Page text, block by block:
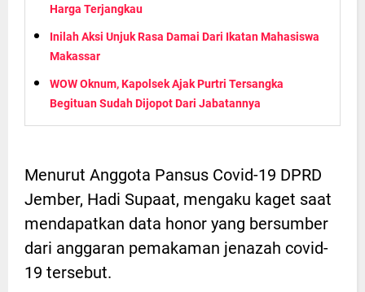
Harga Terjangkau
Inilah Aksi Unjuk Rasa Damai Dari Ikatan Mahasiswa
Makassar
WOW Oknum, Kapolsek Ajak Purtri Tersangka
Begituan Sudah Dijopot Dari Jabatannya
Menurut Anggota Pansus Covid-19 DPRD
Jember, Hadi Supaat, mengaku kaget saat
mendapatkan data honor yang bersumber
dari anggaran pemakaman jenazah covid-
19 tersebut.